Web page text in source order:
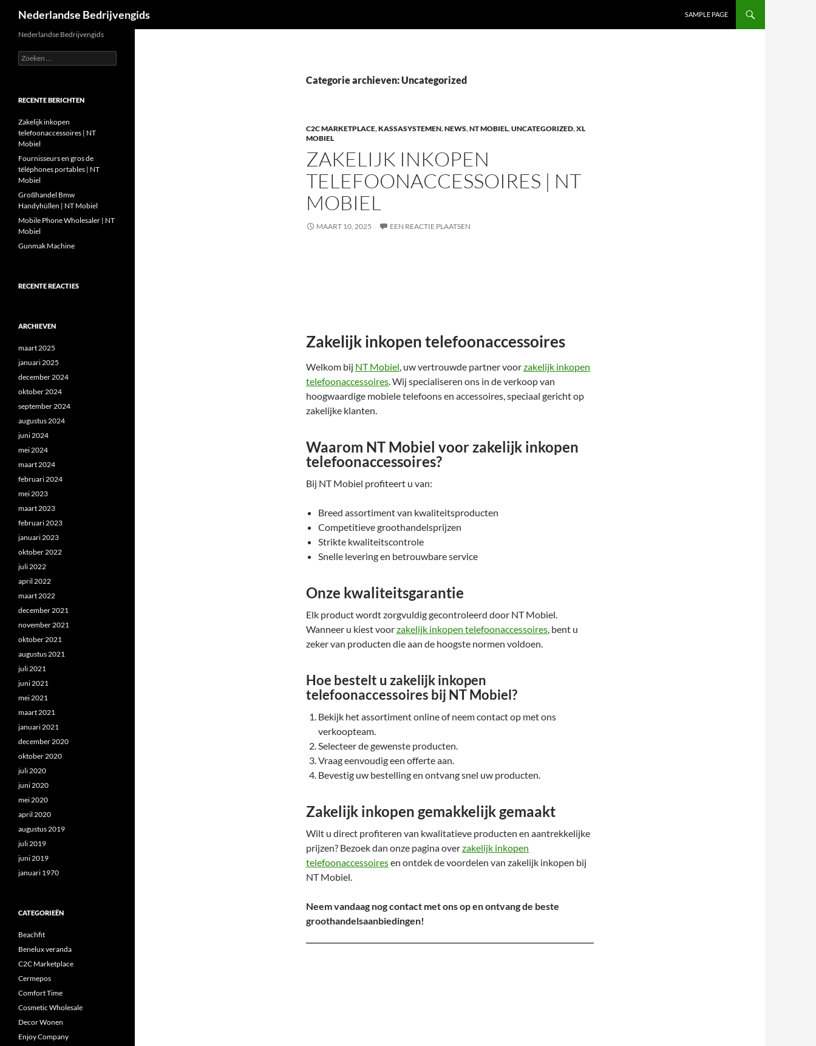
Nederlandse Bedrijvengids SAMPLE PAGE
Categorie archieven: Uncategorized
C2C MARKETPLACE,KASSASYSTEMEN,NEWS,NT MOBIEL,UNCATEGORIZED,XL
MOBIEL
ZAKELIJK INKOPEN
TELEFOONACCESSOIRES | NT
MOBIEL
MAART 10, 2025 EEN REACTIE PLAATSEN
Zakelijk inkopen telefoonaccessoires
Welkom bij NT Mobiel, uw vertrouwde partner voorzakelijk inkopen
telefoonaccessoires. Wij specialiseren ons in de verkoop van
hoogwaardige mobiele telefoons en accessoires, speciaal gericht op
zakelijke klanten.
Waarom NT Mobiel voor zakelijk inkopen
telefoonaccessoires?
Bij NT Mobiel profiteert u van:
Breed assortiment van kwaliteitsproducten
Competitieve groothandelsprijzen
Strikte kwaliteitscontrole
Snelle levering en betrouwbare service
Onze kwaliteitsgarantie
Elk product wordt zorgvuldig gecontroleerd door NT Mobiel.
Wanneer u kiest voorzakelijk inkopen telefoonaccessoires, bent u
zeker van producten die aan de hoogste normen voldoen.
Hoe bestelt u zakelijk inkopen
telefoonaccessoires bij NT Mobiel?
Bekijk het assortiment online of neem contact op met ons
verkoopteam.
Selecteer de gewenste producten.
Vraag eenvoudig een offerte aan.
Bevestig uw bestelling en ontvang snel uw producten.
Zakelijk inkopen gemakkelijk gemaakt
Wilt u direct profiteren van kwalitatieve producten en aantrekkelijke
prijzen? Bezoek dan onze pagina overzakelijk inkopen
telefoonaccessoiresen ontdek de voordelen van zakelijk inkopen bij
NT Mobiel.
Neem vandaag nog contact met ons op en ontvang de beste
groothandelsaanbiedingen!
Nederlandse Bedrijvengids
Zoeken
naar:
RECENTE BERICHTEN
Zakelijk inkopen
telefoonaccessoires | NT
Mobiel
Fournisseurs en gros de
téléphones portables | NT
Mobiel
Großhandel Bmw
Handyhüllen | NT Mobiel
Mobile Phone Wholesaler | NT
Mobiel
Gunmak Machine
RECENTE REACTIES
ARCHIEVEN
maart 2025
januari 2025
december 2024
oktober 2024
september 2024
augustus 2024
juni 2024
mei 2024
maart 2024
februari 2024
mei 2023
maart 2023
februari 2023
januari 2023
oktober 2022
juli 2022
april 2022
maart 2022
december 2021
november 2021
oktober 2021
augustus 2021
juli 2021
juni 2021
mei 2021
maart 2021
januari 2021
december 2020
oktober 2020
juli 2020
juni 2020
mei 2020
april 2020
augustus 2019
juli 2019
juni 2019
januari 1970
CATEGORIEËN
Beachfit
Benelux veranda
C2C Marketplace
Cermepos
Comfort Time
Cosmetic Wholesale
Decor Wonen
Enjoy Company